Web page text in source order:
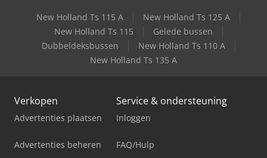
New Holland Ts 115 A
New Holland Ts 125 A
New Holland Ts 115
Gelede bussen
Dubbeldeksbussen
New Holland Ts 110 A
New Holland Ts 135 A
Verkopen
Advertenties plaatsen
Advertenties beheren
Service & ondersteuning
Inloggen
FAQ/Hulp